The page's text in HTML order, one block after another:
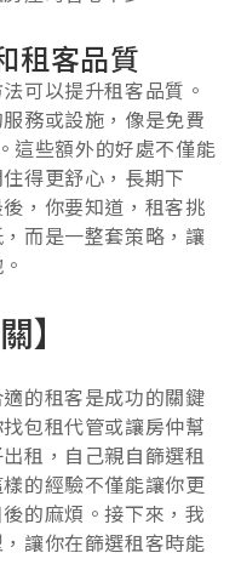
租客品質
可以提升租客品質。
務或設施，像是免費
這些額外的好處不僅能
得更舒心，長期下
，你要知道，租客挑
而是一整套策略，讓
】
的租客是成功的關鍵
包租代管或讓房仲幫
租，自己親自篩選租
的經驗不僅能讓你更
的麻煩。接下來，我
讓你在篩選租客時能